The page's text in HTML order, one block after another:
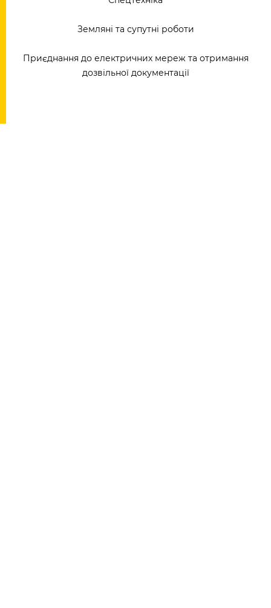
Земляні та супутні роботи
Приєднання до електричних мереж та отримання
дозвільної документації